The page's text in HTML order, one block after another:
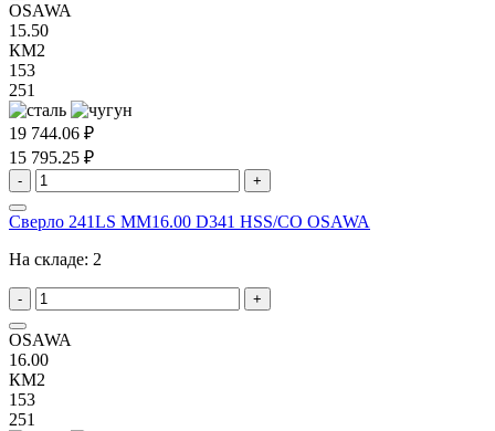
OSAWA
15.50
КМ2
153
251
19 744.06 ₽
15 795.25 ₽
- +
Сверло 241LS MM16.00 D341 HSS/CO OSAWA
На складе: 2
- +
OSAWA
16.00
КМ2
153
251